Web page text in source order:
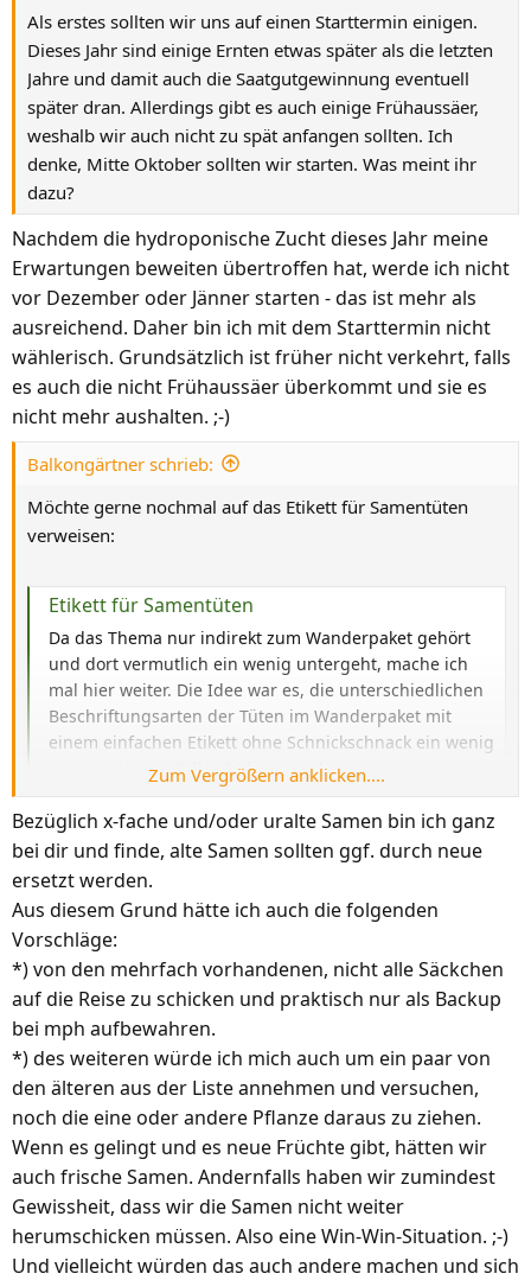
Als erstes sollten wir uns auf einen Starttermin einigen.
Dieses Jahr sind einige Ernten etwas später als die letzten
Jahre und damit auch die Saatgutgewinnung eventuell
später dran. Allerdings gibt es auch einige Frühaussäer,
weshalb wir auch nicht zu spät anfangen sollten. Ich
denke, Mitte Oktober sollten wir starten. Was meint ihr
dazu?
Nachdem die hydroponische Zucht dieses Jahr meine
Erwartungen beweiten übertroffen hat, werde ich nicht
vor Dezember oder Jänner starten - das ist mehr als
ausreichend. Daher bin ich mit dem Starttermin nicht
wählerisch. Grundsätzlich ist früher nicht verkehrt, falls
es auch die nicht Frühaussäer überkommt und sie es
nicht mehr aushalten. ;-)
Balkongärtner schrieb:
Möchte gerne nochmal auf das Etikett für Samentüten
verweisen:
Etikett für Samentüten
Da das Thema nur indirekt zum Wanderpaket gehört
und dort vermutlich ein wenig untergeht, mache ich
mal hier weiter. Die Idee war es, die unterschiedlichen
Beschriftungsarten der Tüten im Wanderpaket mit
einem einfachen Etikett ohne Schnickschnack ein wenig
zu optimieren. Vielleicht kann es der...
chili-pepper.de
Habe das Wanderpaket letztes Jahr als letzter User
bekommen und einen Stapel Etiketten+durchsichtige
Tütchen beigelegt, falls unterwegs noch jemand welche
braucht. Mein Wunsch an Alle wäre,
das Paket nicht als
Ablage für minderwertige/uralte oder schon x-fach
vorhandene Samen zu verwenden. Ist das eigene
Saatgut besser (neuer, aus einem Shop oder
sortenrein) - prima! Ansonsten auch mal kein
Saatgut beilegen. Mit hunderten, unübersichtlichen
Tüten, teilweise unleserlich und ohne Datum, ist
niemandem geholfen. Qualität statt Quantität.
Ist wie gesagt nurmeinunverbindlicher Wunsch, die
Aktion wird von mph organisiert, er hat das letzte Wort.
Zum Vergrößern anklicken....
Bezüglich x-fache und/oder uralte Samen bin ich ganz
bei dir und finde, alte Samen sollten ggf. durch neue
ersetzt werden.
Aus diesem Grund hätte ich auch die folgenden
Vorschläge:
*) von den mehrfach vorhandenen, nicht alle Säckchen
auf die Reise zu schicken und praktisch nur als Backup
bei mph aufbewahren.
*) des weiteren würde ich mich auch um ein paar von
den älteren aus der Liste annehmen und versuchen,
noch die eine oder andere Pflanze daraus zu ziehen.
Wenn es gelingt und es neue Früchte gibt, hätten wir
auch frische Samen. Andernfalls haben wir zumindest
Gewissheit, dass wir die Samen nicht weiter
herumschicken müssen. Also eine Win-Win-Situation. ;-)
Und vielleicht würden das auch andere machen und sich